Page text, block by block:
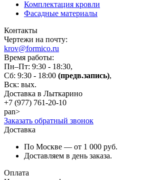
Комплектация кровли
Фасадные материалы
Контакты
Чертежи на почту:
krov@formico.ru
Время работы:
Пн–Пт: 9:30 - 18:30,
Сб: 9:30 - 18:00 (предв.запись),
Вск: вых.
Доставка в Лыткарино
+7 (977) 761-20-10
pan>
Заказать обратный звонок
Доставка
По Москве — от 1 000 руб.
Доставляем в день заказа.
Оплата